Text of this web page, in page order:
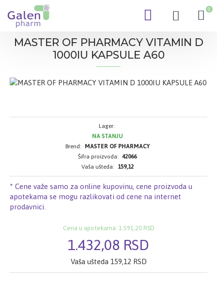
0
MASTER OF PHARMACY VITAMIN D
1000IU KAPSULE A60
* Cene važe samo za online kupovinu, cene proizvoda u
apotekama se mogu razlikovati od cene na internet
prodavnici.
1.432,08 RSD
Cena u apotekama: 1.591,20 RSD
Vaša ušteda 159,12 RSD
Lager:
NA STANJU
Brend:
MASTER OF PHARMACY
Šifra proizvoda: 42066
Vaša ušteda:
159,12